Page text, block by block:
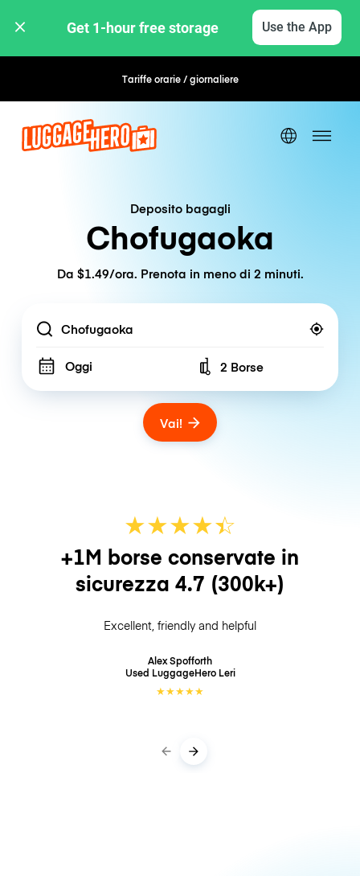
Get 1-hour free storage Use the App
Tariffe orarie / giornaliere Prenotazione flessibile
Deposito bagagli
Chofugaoka
Da $1.49/ora. Prenota in meno di 2 minuti.
Location
Oggi Number of bags
2 Borse
Vai!
★★★★☆
★
+1M borse conservate in
sicurezza 4.7 (300k+)
Excellent, friendly and helpful
Alex Spofforth
Used LuggageHero Leri
★★★★★